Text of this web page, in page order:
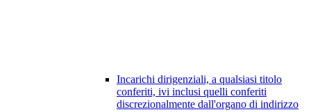
Incarichi dirigenziali, a qualsiasi titolo
conferiti, ivi inclusi quelli conferiti
discrezionalmente dall'organo di indirizzo